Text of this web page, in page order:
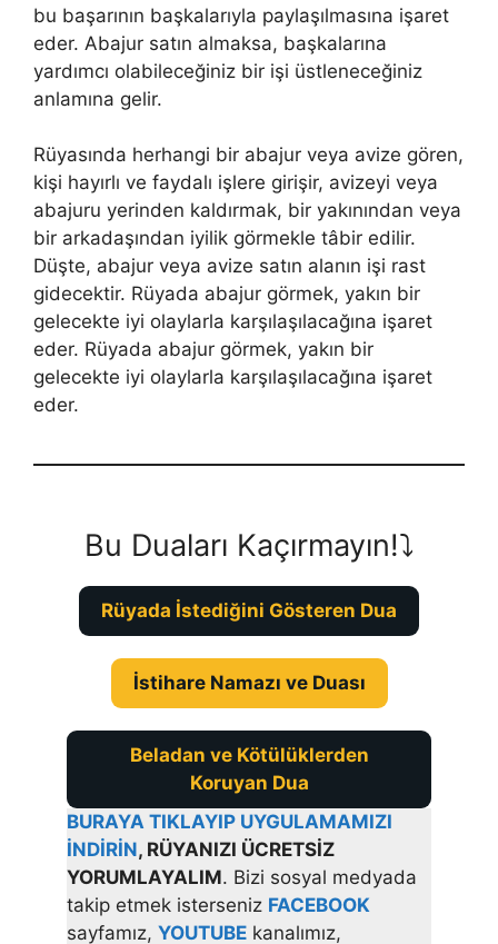
bu başarının başkalarıyla paylaşılmasına işa­ret
eder. Abajur satın almaksa, başkalarına
yardımcı olabilece­ğiniz bir işi üstleneceğiniz
anlamına gelir.
Rüyasında herhangi bir abajur veya avize gören,
kişi hayırlı ve faydalı işlere girişir, avizeyi veya
abajuru ye­rinden kaldırmak, bir yakınından veya
bir arkadaşından iyilik gör­mekle tâbir edilir.
Düşte, abajur veya avize satın alanın işi rast
gide­cektir. Rüyada abajur görmek, yakın bir
gelecekte iyi olay­larla karşılaşılacağına işaret
eder. Rüyada abajur görmek, yakın bir
gelecekte iyi olay­larla karşılaşılacağına işaret
eder.
Bu Duaları Kaçırmayın!⤵️
Rüyada İstediğini Gösteren Dua
İstihare Namazı ve Duası
Beladan ve Kötülüklerden
Koruyan Dua
BURAYA TIKLAYIP UYGULAMAMIZI
İNDİRİN, RÜYANIZI ÜCRETSİZ
YORUMLAYALIM. Bizi sosyal medyada
takip etmek isterseniz FACEBOOK
sayfamız, YOUTUBE kanalımız,